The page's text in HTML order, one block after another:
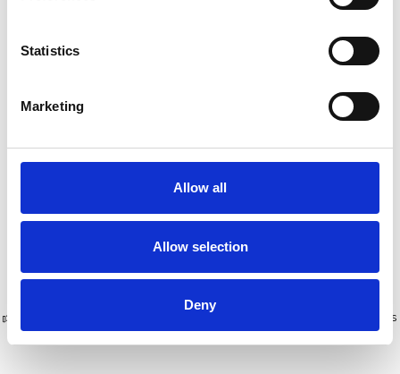
Statistics
Marketing
Allow all
Allow selection
Deny
x 6 marches DT06
Afficher le produit
x 8 marches DT08
€473,00
Afficher le produit
Livraison gratuite aux Pays-Bas
et en Belgique